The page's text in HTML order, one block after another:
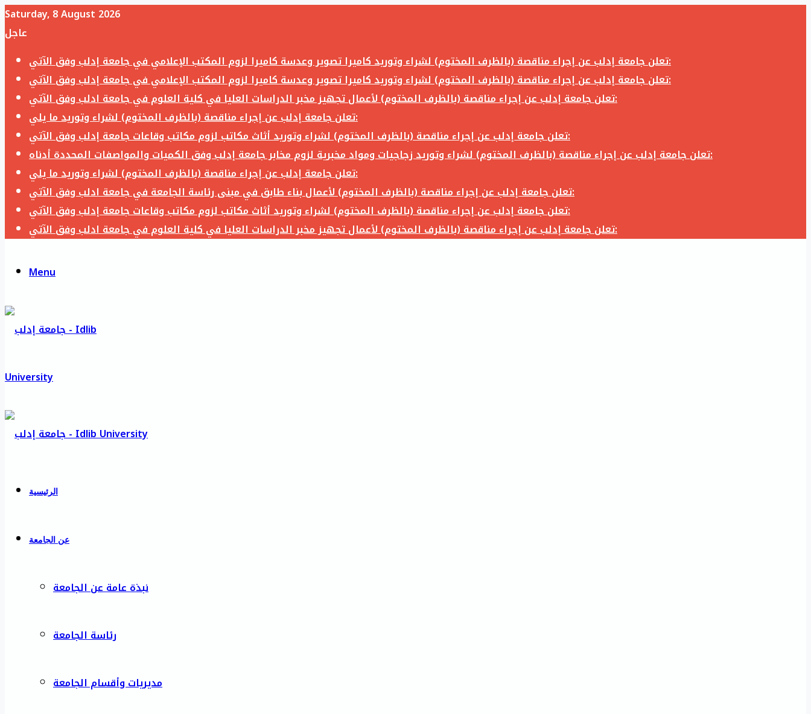
Saturday, 8 August 2026
عاجل
تعلن جامعة إدلب عن إجراء مناقصة (بالظرف المختوم) لشراء وتوريد كاميرا تصوير وعدسة كاميرا لزوم المكتب الإعلامي في جامعة إدلب وفق الآتي:
تعلن جامعة إدلب عن إجراء مناقصة (بالظرف المختوم) لشراء وتوريد كاميرا تصوير وعدسة كاميرا لزوم المكتب الإعلامي في جامعة إدلب وفق الآتي:
تعلن جامعة إدلب عن إجراء مناقصة (بالظرف المختوم) لأعمال تجهيز مخبر الدراسات العليا في كلية العلوم في جامعة ادلب وفق الآتي:
تعلن جامعة إدلب عن إجراء مناقصة (بالظرف المختوم) لشراء وتوريد ما يلي:
تعلن جامعة إدلب عن إجراء مناقصة (بالظرف المختوم) لشراء وتوريد أثاث مكاتب لزوم مكاتب وقاعات جامعة إدلب وفق الآتي:
تعلن جامعة إدلب عن إجراء مناقصة (بالظرف المختوم) لشراء وتوريد زجاجيات ومواد مخبرية لزوم مخابر جامعة إدلب وفق الكميات والمواصفات المحددة أدناه:
تعلن جامعة إدلب عن إجراء مناقصة (بالظرف المختوم) لشراء وتوريد ما يلي:
تعلن جامعة إدلب عن إجراء مناقصة (بالظرف المختوم) لأعمال بناء طابق في مبنى رئاسة الجامعة في جامعة ادلب وفق الآتي:
تعلن جامعة إدلب عن إجراء مناقصة (بالظرف المختوم) لشراء وتوريد أثاث مكاتب لزوم مكاتب وقاعات جامعة إدلب وفق الآتي:
تعلن جامعة إدلب عن إجراء مناقصة (بالظرف المختوم) لأعمال تجهيز مخبر الدراسات العليا في كلية العلوم في جامعة ادلب وفق الآتي:
Menu
الرئيسية
عن الجامعة
نبذة عامة عن الجامعة
رئاسة الجامعة
مديريات وأقسام الجامعة